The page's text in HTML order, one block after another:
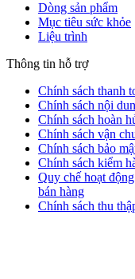
Dòng sản phẩm
Mục tiêu sức khỏe
Liệu trình
Thông tin hỗ trợ
Chính sách thanh
Chính sách nội
Chính sách hoàn
Chính sách vận
Chính sách bảo
Chính sách kiểm
Quy chế hoạt
bán hàng
Chính sách thu